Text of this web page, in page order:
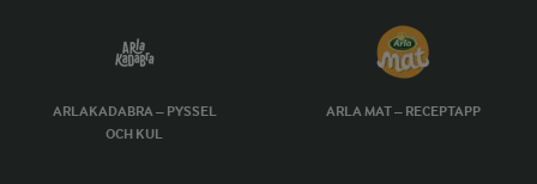
ARLAKADABRA – PYSSEL
OCH KUL
ARLA MAT – RECEPTAPP